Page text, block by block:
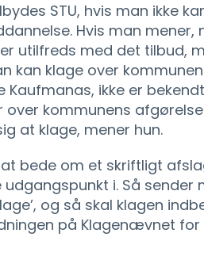
STU, hvis man ikke
Hvis man mener,
er utilfreds med det
klage over
ikke er
over kommunens
at klage, mener hun.
bede om et skriftligt
i. Så
og så skal klagen
på Klagenævnet for